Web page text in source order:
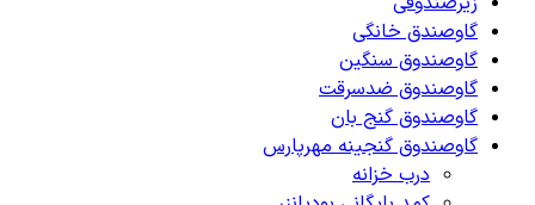
گاوصندق خانگی
گاوصندوق سنگین
گاوصندوق ضدسرقت
گاوصندوق گنج بان
گاوصندوق گنجینه مهرپارس
درب خزانه